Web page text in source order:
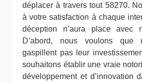
déplacer à travers tout 58270.
à votre satisfaction à chaque
déception n’aura place avec
D’abord, nous voulons
gaspillent pas leur
souhaitons établir une vraie
développement et d’innovation